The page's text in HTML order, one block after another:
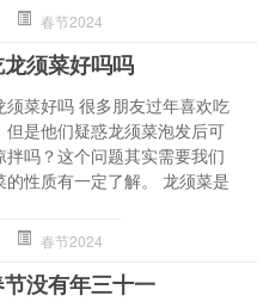
春节2024
须菜好吗吗
须菜好吗 很多朋友过年喜欢吃
但是他们疑惑龙须菜泡发后可
拌吗？这个问题其实需要我们
的性质有一定了解。 龙须菜是
春节2024
没有年三十一